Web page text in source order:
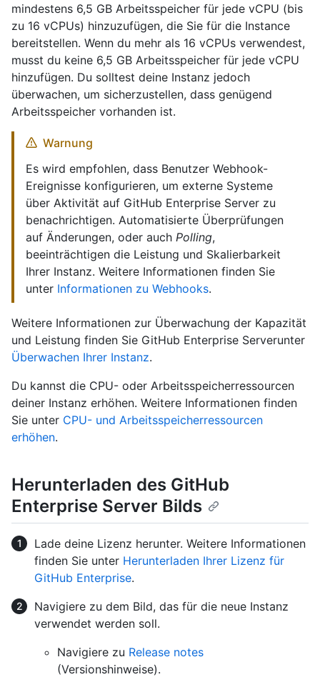
mindestens 6,5 GB Arbeitsspeicher für jede vCPU (bis
zu 16 vCPUs) hinzuzufügen, die Sie für die Instance
bereitstellen. Wenn du mehr als 16 vCPUs verwendest,
musst du keine 6,5 GB Arbeitsspeicher für jede vCPU
hinzufügen. Du solltest deine Instanz jedoch
überwachen, um sicherzustellen, dass genügend
Arbeitsspeicher vorhanden ist.
Warnung
Es wird empfohlen, dass Benutzer Webhook-
Ereignisse konfigurieren, um externe Systeme
über Aktivität auf GitHub Enterprise Server zu
benachrichtigen. Automatisierte Überprüfungen
auf Änderungen, oder auch Polling,
beeinträchtigen die Leistung und Skalierbarkeit
Ihrer Instanz. Weitere Informationen finden Sie
unter Informationen zu Webhooks.
Weitere Informationen zur Überwachung der Kapazität
und Leistung finden Sie GitHub Enterprise Serverunter
Überwachen Ihrer Instanz.
Du kannst die CPU- oder Arbeitsspeicherressourcen
deiner Instanz erhöhen. Weitere Informationen finden
Sie unter CPU- und Arbeitsspeicherressourcen
erhöhen.
Herunterladen des GitHub
Enterprise Server Bilds
Lade deine Lizenz herunter. Weitere Informationen
finden Sie unter Herunterladen Ihrer Lizenz für
GitHub Enterprise.
Navigiere zu dem Bild, das für die neue Instanz
verwendet werden soll.
Navigiere zu Release notes
(Versionshinweise).